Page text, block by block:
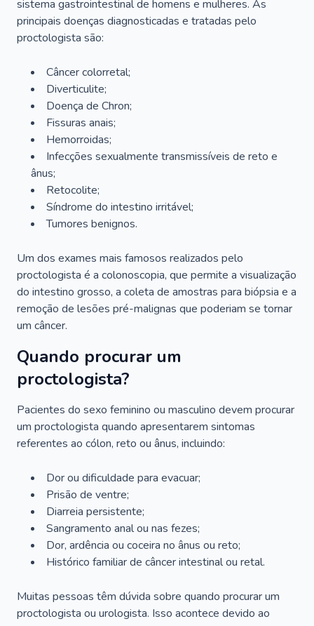
sistema gastrointestinal de homens e mulheres. As
principais doenças diagnosticadas e tratadas pelo
proctologista são:
Câncer colorretal;
Diverticulite;
Doença de Chron;
Fissuras anais;
Hemorroidas;
Infecções sexualmente transmissíveis de reto e
ânus;
Retocolite;
Síndrome do intestino irritável;
Tumores benignos.
Um dos exames mais famosos realizados pelo
proctologista é a colonoscopia, que permite a visualização
do intestino grosso, a coleta de amostras para biópsia e a
remoção de lesões pré-malignas que poderiam se tornar
um câncer.
Quando procurar um
proctologista?
Pacientes do sexo feminino ou masculino devem procurar
um proctologista quando apresentarem sintomas
referentes ao cólon, reto ou ânus, incluindo:
Dor ou dificuldade para evacuar;
Prisão de ventre;
Diarreia persistente;
Sangramento anal ou nas fezes;
Dor, ardência ou coceira no ânus ou reto;
Histórico familiar de câncer intestinal ou retal.
Muitas pessoas têm dúvida sobre quando procurar um
proctologista ou urologista. Isso acontece devido ao